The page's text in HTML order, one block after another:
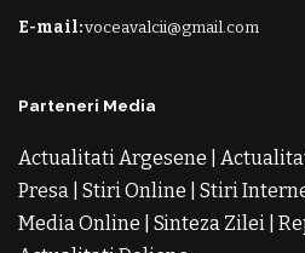
E-mail:voceavalcii@gmail.com
Parteneri Media
Actualitati Argesene
Presa Stiri Online Stiri
Media Online
Sinteza Zilei